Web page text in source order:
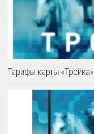
Тарифы карты «Тройка»